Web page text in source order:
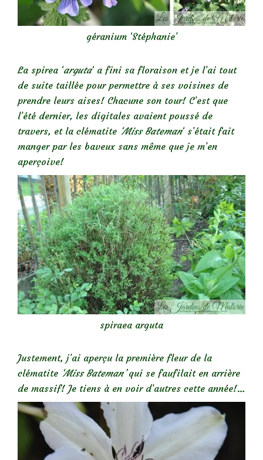
géranium ‘Stéphanie’
La spirea ‘arguta‘ a fini sa floraison et je l’ai tout
de suite taillée pour permettre à ses voisines de
prendre leurs aises! Chacune son tour! C’est que
l’été dernier, les digitales avaient poussé de
travers, et la clématite ‘Miss Bateman‘ s’était fait
manger par les baveux sans même que je m’en
aperçoive!
spiraea arguta
Justement, j’ai aperçu la première fleur de la
clématite ‘Miss Bateman’qui se faufilait en arrière
de massif! Je tiens à en voir d’autres cette année!…